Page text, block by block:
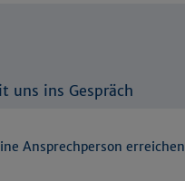
uns ins Gespräch
Ansprechperson erreichen